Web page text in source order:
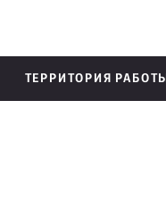
ТЕРРИТОРИЯ РАБОТЫ